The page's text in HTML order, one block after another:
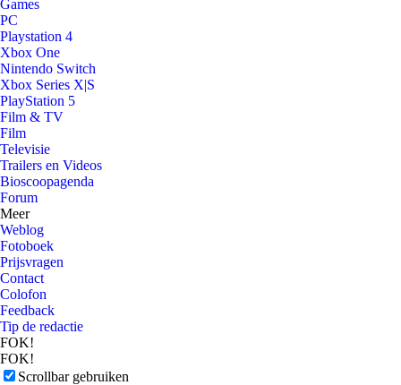
Games
PC
Playstation 4
Xbox One
Nintendo Switch
Xbox Series X|S
PlayStation 5
Film & TV
Film
Televisie
Trailers en Videos
Bioscoopagenda
Forum
Meer
Weblog
Fotoboek
Prijsvragen
Contact
Colofon
Feedback
Tip de redactie
FOK!
FOK!
Scrollbar gebruiken